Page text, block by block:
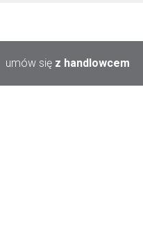
umów się z handlowcem